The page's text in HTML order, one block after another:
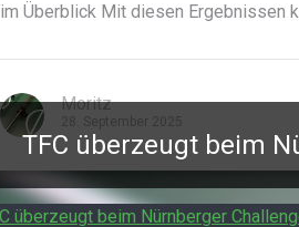
im Überblick Mit diesen Ergebnissen
Moritz
TFC überzeugt beim